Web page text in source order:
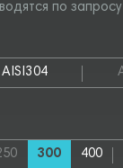
по запросу
AISI304
300 400